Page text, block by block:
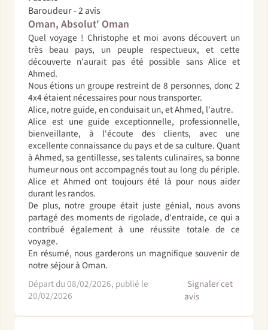
Baroudeur - 2 avis
Oman, Absolut' Oman
Quel voyage ! Christophe et moi avons découvert un
très beau pays, un peuple respectueux, et cette
découverte n'aurait pas été possible sans Alice et
Ahmed.
Nous étions un groupe restreint de 8 personnes, donc 2
4x4 étaient nécessaires pour nous transporter.
Alice, notre guide, en conduisait un, et Ahmed, l'autre.
Alice est une guide exceptionnelle, professionnelle,
bienveillante, à l'écoute des clients, avec une
excellente connaissance du pays et de sa culture. Quant
à Ahmed, sa gentillesse, ses talents culinaires, sa bonne
humeur nous ont accompagnés tout au long du périple.
Alice et Ahmed ont toujours été là pour nous aider
durant les randos.
De plus, notre groupe était juste génial, nous avons
partagé des moments de rigolade, d'entraide, ce qui a
contribué également à une réussite totale de ce
voyage.
En résumé, nous garderons un magnifique souvenir de
notre séjour à Oman.
Départ du 08/02/2026, publié le
20/02/2026
Signaler cet
avis